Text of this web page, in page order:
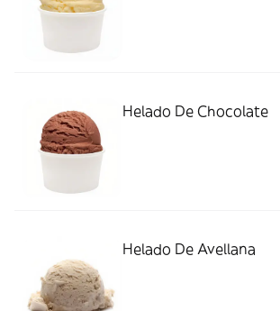
Helado De Chocolate
Helado De Avellana